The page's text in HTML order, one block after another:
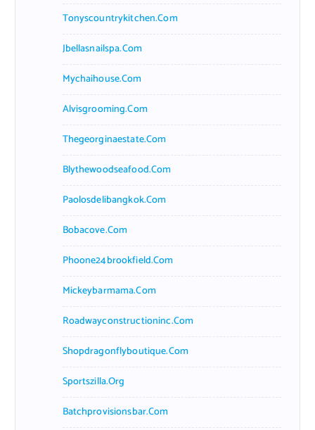
Tonyscountrykitchen.com
Jbellasnailspa.com
Mychaihouse.com
Alvisgrooming.com
Thegeorginaestate.com
Blythewoodseafood.com
Paolosdelibangkok.com
Bobacove.com
Phoone24brookfield.com
Mickeybarmama.com
Roadwayconstructioninc.com
Shopdragonflyboutique.com
Sportszilla.org
Batchprovisionsbar.com